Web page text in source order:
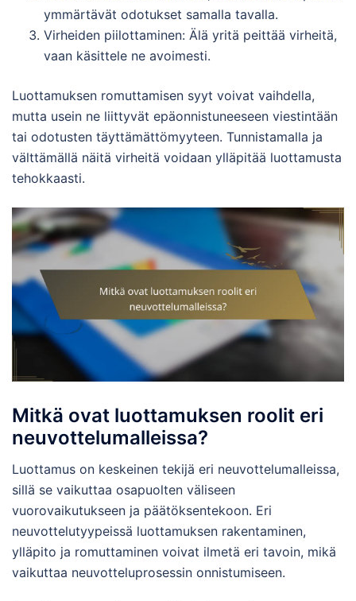
ymmärtävät odotukset samalla tavalla.
Virheiden piilottaminen: Älä yritä peittää virheitä,
vaan käsittele ne avoimesti.
Luottamuksen romuttamisen syyt voivat vaihdella,
mutta usein ne liittyvät epäonnistuneeseen viestintään
tai odotusten täyttämättömyyteen. Tunnistamalla ja
välttämällä näitä virheitä voidaan ylläpitää luottamusta
tehokkaasti.
Mitkä ovat luottamuksen roolit eri
neuvottelumalleissa?
Luottamus on keskeinen tekijä eri neuvottelumalleissa,
sillä se vaikuttaa osapuolten väliseen
vuorovaikutukseen ja päätöksentekoon. Eri
neuvottelutyypeissä luottamuksen rakentaminen,
ylläpito ja romuttaminen voivat ilmetä eri tavoin, mikä
vaikuttaa neuvotteluprosessin onnistumiseen.